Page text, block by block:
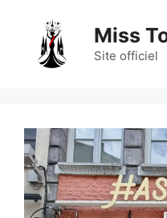
contenu
Miss
Site officiel